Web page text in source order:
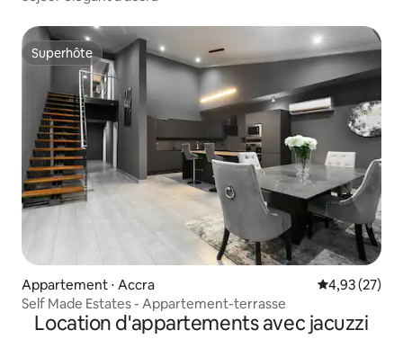
Superhôte
Superhôte
Appartement ⋅ Accra Évaluation
4,93 (27)
Self Made Estates - Appartement-terrasse
Location d'appartements avec jacuzzi